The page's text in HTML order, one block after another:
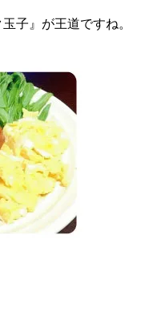
子』が王道ですね。